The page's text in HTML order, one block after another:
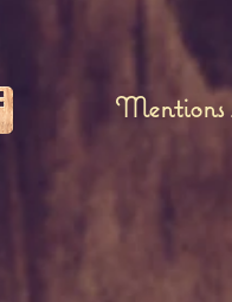
Mentions